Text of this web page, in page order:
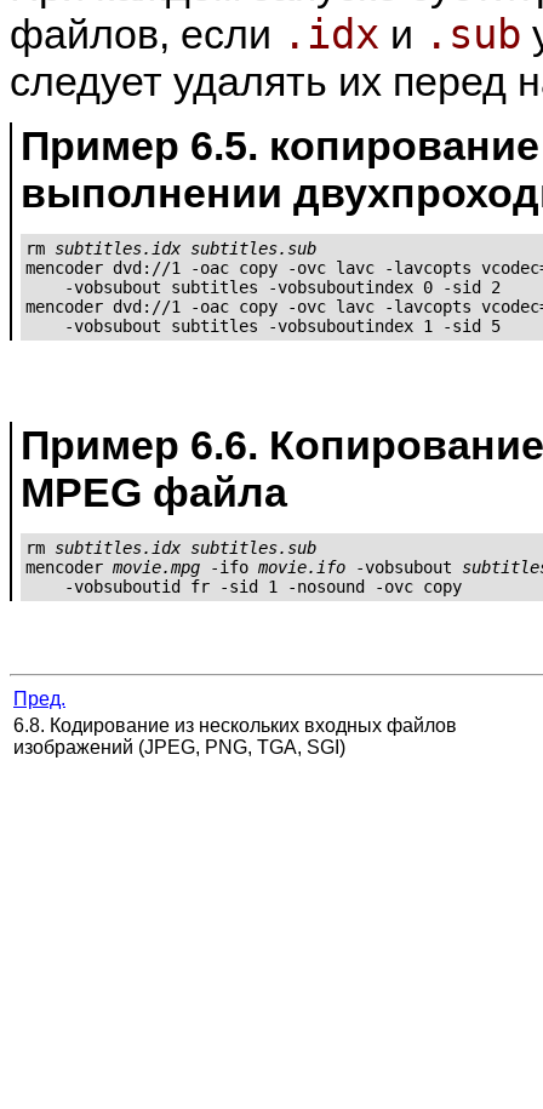
файлов, если .idx и .sub
следует удалять их перед
Пример 6.5.
выполнении
rm subtitles.idx subtitles.sub
mencoder dvd://1 -oac copy -ovc lavc -lavcopts
    -vobsubout subtitles -vobsuboutindex 0 -sid 2
mencoder dvd://1 -oac copy -ovc lavc -lavcopts
    -vobsubout subtitles -vobsuboutindex 1 -sid 5
Пример 6.6.
MPEG файла
rm subtitles.idx subtitles.sub
mencoder movie.mpg -ifo movie.ifo -vobsubout
Пред.
6.8. Кодирование из нескольких входных файлов
изображений (JPEG, PNG, TGA, SGI)